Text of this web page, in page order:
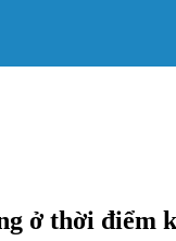
ở thời điểm